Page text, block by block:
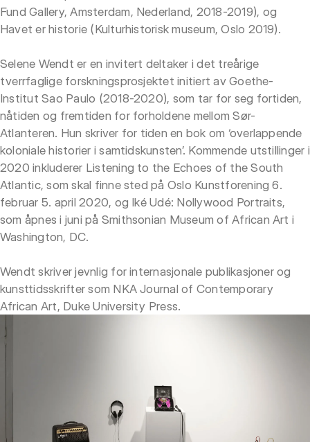
Fund Gallery, Amsterdam, Nederland, 2018-2019), og
Havet er historie (Kulturhistorisk museum, Oslo 2019).
Selene Wendt er en invitert deltaker i det treårige
tverrfaglige forskningsprosjektet initiert av Goethe-
Institut Sao Paulo (2018-2020), som tar for seg fortiden,
nåtiden og fremtiden for forholdene mellom Sør-
Atlanteren. Hun skriver for tiden en bok om ‘overlappende
koloniale historier i samtidskunsten’. Kommende utstillinger i
2020 inkluderer Listening to the Echoes of the South
Atlantic, som skal finne sted på Oslo Kunstforening 6.
februar 5. april 2020, og Iké Udé: Nollywood Portraits,
som åpnes i juni på Smithsonian Museum of African Art i
Washington, DC.
Wendt skriver jevnlig for internasjonale publikasjoner og
kunsttidsskrifter som NKA Journal of Contemporary
African Art, Duke University Press.